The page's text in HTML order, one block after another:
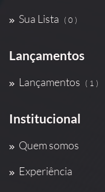
Sua Lista ( 0 )
Lançamentos
Lançamentos ( 1 )
Institucional
Quem somos
Experiência